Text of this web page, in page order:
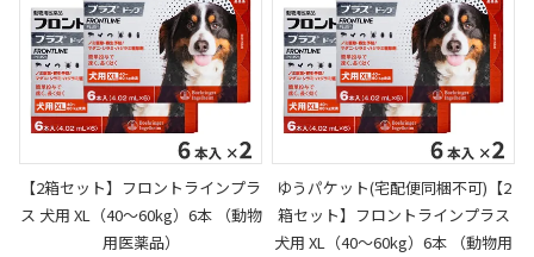
【2箱セット】フロントラインプラ
ス 犬用 XL（40～60kg）6本 （動物
用医薬品）
ゆうパケット(宅配便同梱不可)【2
箱セット】フロントラインプラス
犬用 XL（40～60kg）6本 （動物用